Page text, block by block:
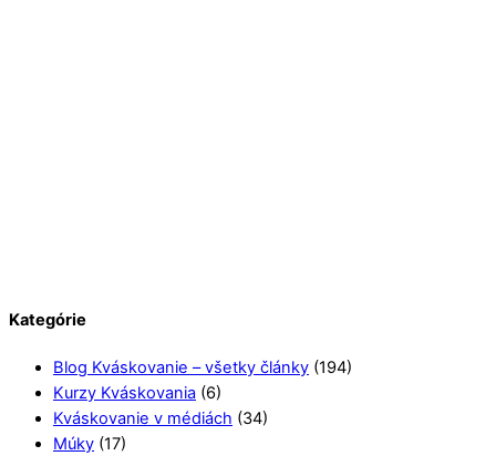
Kategórie
Blog Kváskovanie – všetky články (194)
Kurzy Kváskovania (6)
Kváskovanie v médiách (34)
Múky (17)